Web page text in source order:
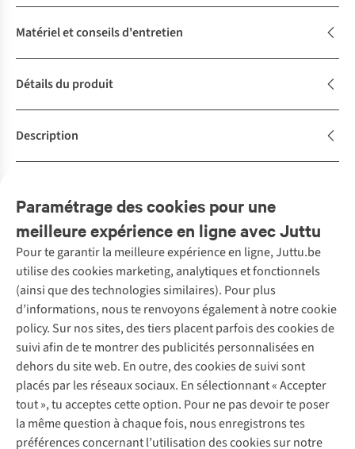
Matériel et conseils d'entretien
Détails du produit
Description
Complétez le look
Achète la tenue
Paramétrage des cookies pour une
meilleure expérience en ligne avec Juttu
Pour te garantir la meilleure expérience en ligne, Juttu.be
utilise des cookies marketing, analytiques et fonctionnels
(ainsi que des technologies similaires). Pour plus
d’informations, nous te renvoyons également à notre cookie
policy. Sur nos sites, des tiers placent parfois des cookies de
suivi afin de te montrer des publicités personnalisées en
dehors du site web. En outre, des cookies de suivi sont
placés par les réseaux sociaux. En sélectionnant « Accepter
tout », tu acceptes cette option. Pour ne pas devoir te poser
la même question à chaque fois, nous enregistrons tes
préférences concernant l’utilisation des cookies sur notre
Service client
Questions fréquentes
Commander
Payer
10 % réduction étudiants
Klarna : post-paiement
Livraison
Retourner
Rétractation d'une commande
Nos services
Vintage - ReJUsed
Atelier de couture
Personal shopping
Boîte à vêtements
Événements / ateliers
Juttu
Qui sommes-nous ?
Juttu Friends
Inspiration
Abonne-toi à la newsletter